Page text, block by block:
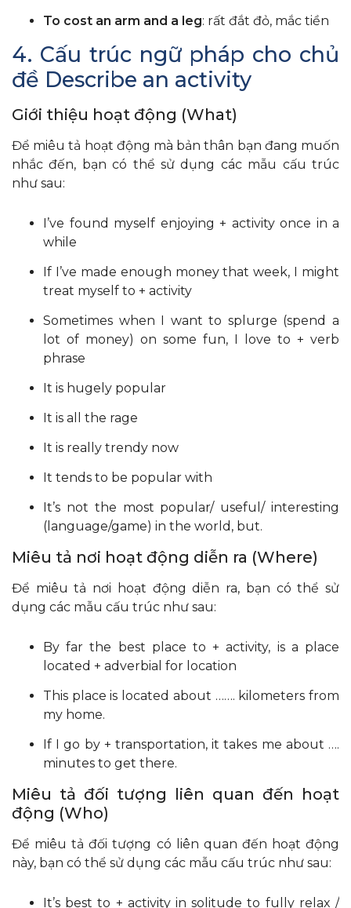
To cost an arm and a leg: rất đắt đỏ, mắc tiền
4. Cấu trúc ngữ pháp cho chủ
đề Describe an activity
Giới thiệu hoạt động (What)
Để miêu tả hoạt động mà bản thân bạn đang muốn
nhắc đến, bạn có thể sử dụng các mẫu cấu trúc
như sau:
I’ve found myself enjoying + activity once in a
while
If I’ve made enough money that week, I might
treat myself to + activity
Sometimes when I want to splurge (spend a
lot of money) on some fun, I love to + verb
phrase
It is hugely popular
It is all the rage
It is really trendy now
It tends to be popular with
It’s not the most popular/ useful/ interesting
(language/game) in the world, but.
Miêu tả nơi hoạt động diễn ra (Where)
Để miêu tả nơi hoạt động diễn ra, bạn có thể sử
dụng các mẫu cấu trúc như sau:
By far the best place to + activity, is a place
located + adverbial for location
This place is located about ……. kilometers from
my home.
If I go by + transportation, it takes me about ….
minutes to get there.
Miêu tả đối tượng liên quan đến hoạt
động (Who)
Để miêu tả đối tượng có liên quan đến hoạt động
này, bạn có thể sử dụng các mẫu cấu trúc như sau:
It’s best to + activity in solitude to fully relax /